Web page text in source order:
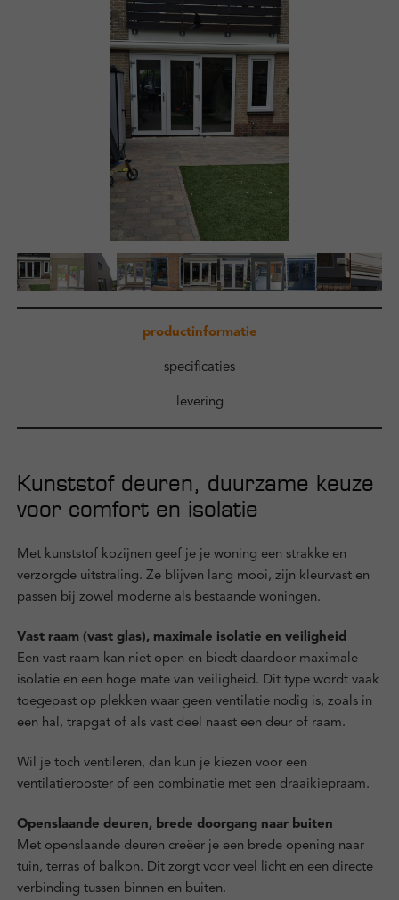
Kennisbank
Inloggen
productinformatie
specificaties
levering
Kunststof deuren, duurzame keuze
voor comfort en isolatie
Met kunststof kozijnen geef je je woning een strakke en
verzorgde uitstraling. Ze blijven lang mooi, zijn kleurvast en
passen bij zowel moderne als bestaande woningen.
Vast raam (vast glas), maximale isolatie en veiligheid
Een vast raam kan niet open en biedt daardoor maximale
isolatie en een hoge mate van veiligheid. Dit type wordt vaak
toegepast op plekken waar geen ventilatie nodig is, zoals in
een hal, trapgat of als vast deel naast een deur of raam.
Wil je toch ventileren, dan kun je kiezen voor een
ventilatierooster of een combinatie met een draaikiepraam.
Openslaande deuren, brede doorgang naar buiten
Met openslaande deuren creëer je een brede opening naar
tuin, terras of balkon. Dit zorgt voor veel licht en een directe
verbinding tussen binnen en buiten.